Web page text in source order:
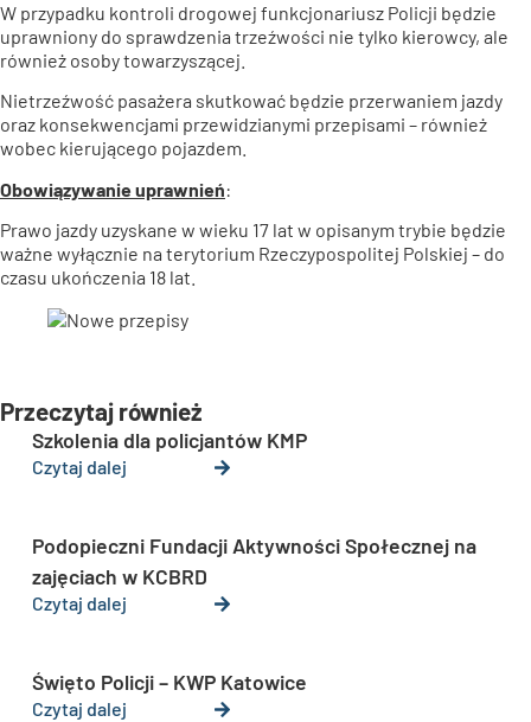
W przypadku kontroli drogowej funkcjonariusz Policji będzie
uprawniony do sprawdzenia trzeźwości nie tylko kierowcy, ale
również osoby towarzyszącej.
Nietrzeźwość pasażera skutkować będzie przerwaniem jazdy
oraz konsekwencjami przewidzianymi przepisami – również
wobec kierującego pojazdem.
Obowiązywanie uprawnień:
Prawo jazdy uzyskane w wieku 17 lat w opisanym trybie będzie
ważne wyłącznie na terytorium Rzeczypospolitej Polskiej – do
czasu ukończenia 18 lat.
Przeczytaj również
Szkolenia dla policjantów KMP
Czytaj dalej
Podopieczni Fundacji Aktywności Społecznej na
zajęciach w KCBRD
Czytaj dalej
Święto Policji – KWP Katowice
Czytaj dalej